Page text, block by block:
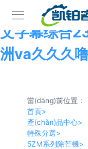
亚洲精品第
文字幕综合
洲va久久久
首頁
水稻種子
蔬菜種子成
產(chǎn)品中心
蔬菜花卉牧
項目案例
當(dāng)前位置：
首頁>
產(chǎn)品中心>
特殊分選>
5ZM系列除芒機>